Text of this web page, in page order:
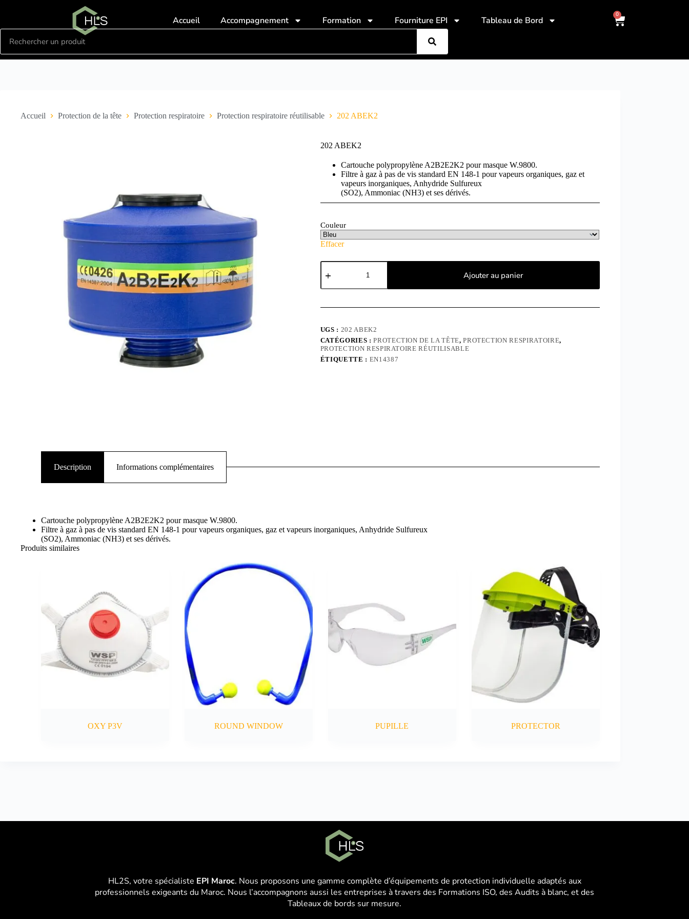
Accueil Accompagnement Formation Fourniture EPI Tableau de Bord
0
Accueil Protection de la tête Protection respiratoire Protection respiratoire réutilisable 202 ABEK2
202 ABEK2
Cartouche polypropylène A2B2E2K2 pour masque W.9800.
Filtre à gaz à pas de vis standard EN 148-1 pour vapeurs organiques, gaz et
vapeurs inorganiques, Anhydride Sulfureux
(SO2), Ammoniac (NH3) et ses dérivés.
Couleur
Effacer
Ajouter au panier
UGS : 202 ABEK2
CATÉGORIES :PROTECTION DE LA TÊTE,PROTECTION RESPIRATOIRE,
PROTECTION RESPIRATOIRE RÉUTILISABLE
ÉTIQUETTE : EN14387
Description Informations complémentaires
Cartouche polypropylène A2B2E2K2 pour masque W.9800.
Filtre à gaz à pas de vis standard EN 148-1 pour vapeurs organiques, gaz et vapeurs inorganiques, Anhydride Sulfureux
(SO2), Ammoniac (NH3) et ses dérivés.
Produits similaires
OXY P3V ROUND WINDOW PUPILLE PROTECTOR
HL2S, votre spécialiste EPI Maroc. Nous proposons une gamme complète d’équipements de protection individuelle adaptés aux
professionnels exigeants du Maroc. Nous l’accompagnons aussi les entreprises à travers des Formations ISO, des Audits à blanc, et des
Tableaux de bords sur mesure.